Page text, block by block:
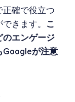
正確で役立つ
きます。
こ
のエンゲージ
Googleが注意